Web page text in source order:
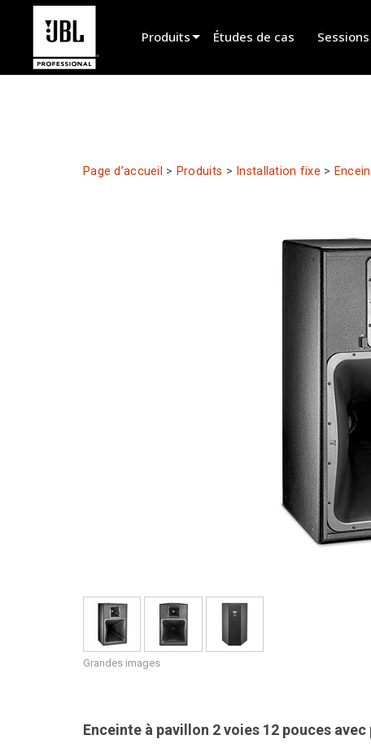
Produits Études de cas
Page d’accueil > Produits > Installation fixe >
Grandes images
Enceinte à pavillon 2 voies 12 pouces avec